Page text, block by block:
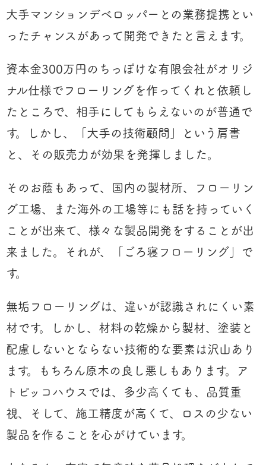
大手マンションデベロッパーとの業務提携とい
ったチャンスがあって開発できたと言えます。
資本金300万円のちっぽけな有限会社がオリジ
ナル仕様でフローリングを作ってくれと依頼し
たところで、相手にしてもらえないのが普通で
す。しかし、「大手の技術顧問」という肩書
と、その販売力が効果を発揮しました。
そのお蔭もあって、国内の製材所、フローリン
グ工場、また海外の工場等にも話を持っていく
ことが出来て、様々な製品開発をすることが出
来ました。それが、「ごろ寝フローリング」で
す。
無垢フローリングは、違いが認識されにくい素
材です。しかし、材料の乾燥から製材、塗装と
配慮しないとならない技術的な要素は沢山あり
ます。もちろん原木の良し悪しもあります。ア
トピッコハウスでは、多少高くても、品質重
視、そして、施工精度が高くて、ロスの少ない
製品を作ることを心がけています。